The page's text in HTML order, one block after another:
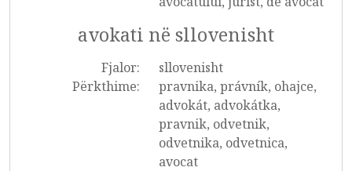
avokati në sllovenisht
Fjalor:
sllovenisht
Përkthime:
pravnika, právník, ohajce,
advokát, advokátka,
pravnik, odvetnik,
odvetnika, odvetnica,
avocat